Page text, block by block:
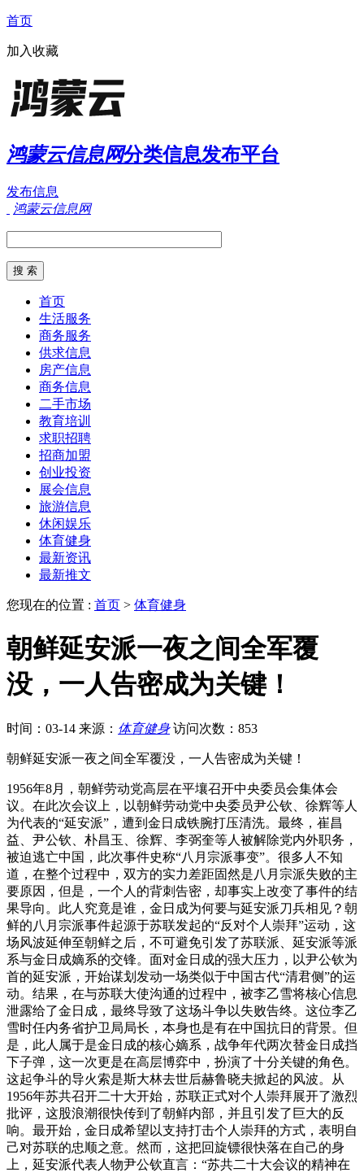
首页
加入收藏
鸿蒙云信息网分类信息发布平台
发布信息
鸿蒙云信息网
首页
生活服务
商务服务
供求信息
房产信息
商务信息
二手市场
教育培训
求职招聘
招商加盟
创业投资
展会信息
旅游信息
休闲娱乐
体育健身
最新资讯
最新推文
您现在的位置 : 首页 > 体育健身
朝鲜延安派一夜之间全军覆
没，一人告密成为关键！
时间：03-14 来源： 体育健身 访问次数：853
朝鲜延安派一夜之间全军覆没，一人告密成为关键！
1956年8月，朝鲜劳动党高层在平壤召开中央委员会集体会
议。在此次会议上，以朝鲜劳动党中央委员尹公钦、徐辉等人
为代表的“延安派”，遭到金日成铁腕打压清洗。最终，崔昌
益、尹公钦、朴昌玉、徐辉、李弼奎等人被解除党内外职务，
被迫逃亡中国，此次事件史称“八月宗派事变”。很多人不知
道，在整个过程中，双方的实力差距固然是八月宗派失败的主
要原因，但是，一个人的背刺告密，却事实上改变了事件的结
果导向。此人究竟是谁，金日成为何要与延安派刀兵相见？朝
鲜的八月宗派事件起源于苏联发起的“反对个人崇拜”运动，这
场风波延伸至朝鲜之后，不可避免引发了苏联派、延安派等派
系与金日成嫡系的交锋。面对金日成的强大压力，以尹公钦为
首的延安派，开始谋划发动一场类似于中国古代“清君侧”的运
动。结果，在与苏联大使沟通的过程中，被李乙雪将核心信息
泄露给了金日成，最终导致了这场斗争以失败告终。这位李乙
雪时任内务省护卫局局长，本身也是有在中国抗日的背景。但
是，此人属于是金日成的核心嫡系，战争年代两次替金日成挡
下子弹，这一次更是在高层博弈中，扮演了十分关键的角色。
这起争斗的导火索是斯大林去世后赫鲁晓夫掀起的风波。从
1956年苏共召开二十大开始，苏联正式对个人崇拜展开了激烈
批评，这股浪潮很快传到了朝鲜内部，并且引发了巨大的反
响。最开始，金日成希望以支持打击个人崇拜的方式，表明自
己对苏联的忠顺之意。然而，这把回旋镖很快落在自己的身
上，延安派代表人物尹公钦直言：“苏共二十大会议的精神在